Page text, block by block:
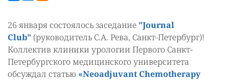
26 января состоялось заседание "Journal
Club" (руководитель С.А. Рева, Санкт-Петербург)!
Коллектив клиники урологии Первого Санкт-
Петербургского медицинского университета
обсуждал статью «Neoadjuvant Chemotherapy